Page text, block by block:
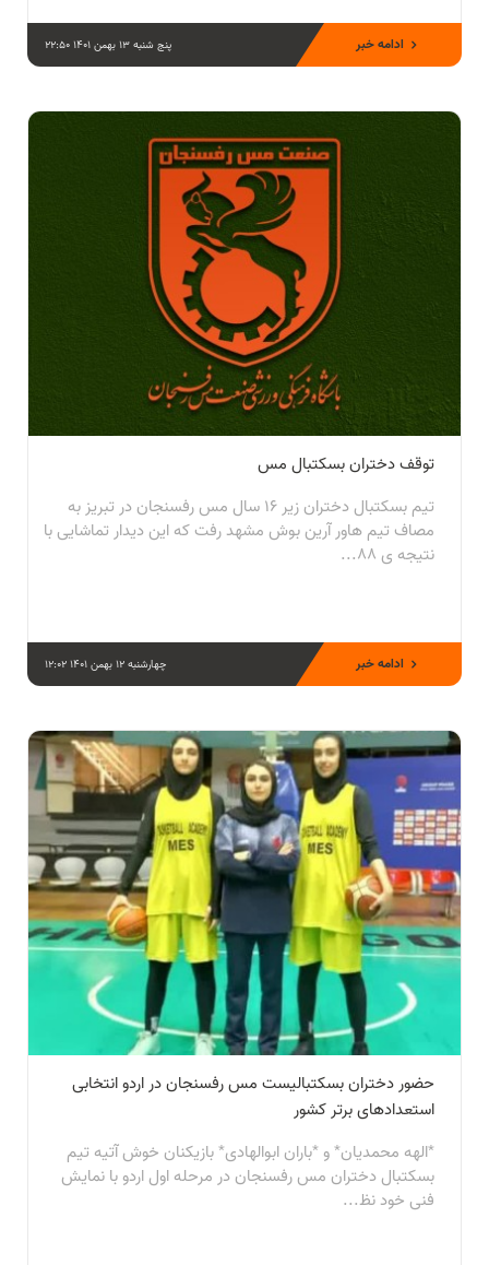
پنج شنبه 13 بهمن 1401 22:50 ادامه خبر
توقف دختران بسکتبال مس
تیم بسکتبال دختران زیر ۱۶ سال مس رفسنجان در تبریز به
مصاف تیم هاور آرین بوش مشهد رفت که این دیدار تماشایی با
نتيجه ی ۸۸...
چهارشنبه 12 بهمن 1401 12:02 ادامه خبر
حضور دختران بسکتبالیست مس رفسنجان در اردو انتخابی
استعدادهای برتر کشور
*الهه محمدیان* و *باران ابوالهادی* بازیکنان خوش آتیه تیم
بسکتبال دختران مس رفسنجان در مرحله اول اردو با نمایش
فنی خود نظ...